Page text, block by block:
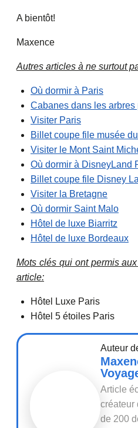
A bientôt!
Maxence
Autres articles à ne surtout
Où dormir à Paris
Cabanes dans les arbres
Visiter Paris
Billet coupe file musée
Visiter le Mont Saint
Où dormir à DisneyLand
Billet coupe file Disney
Visiter la Bretagne
Où dormir Saint Malo
Hôtel de luxe Biarritz
Hôtel de luxe Bordeaux
Mots clés qui ont permis
article:
Hôtel Luxe Paris
Hôtel 5 étoiles Paris
Auteur
Article
créateur
de 200